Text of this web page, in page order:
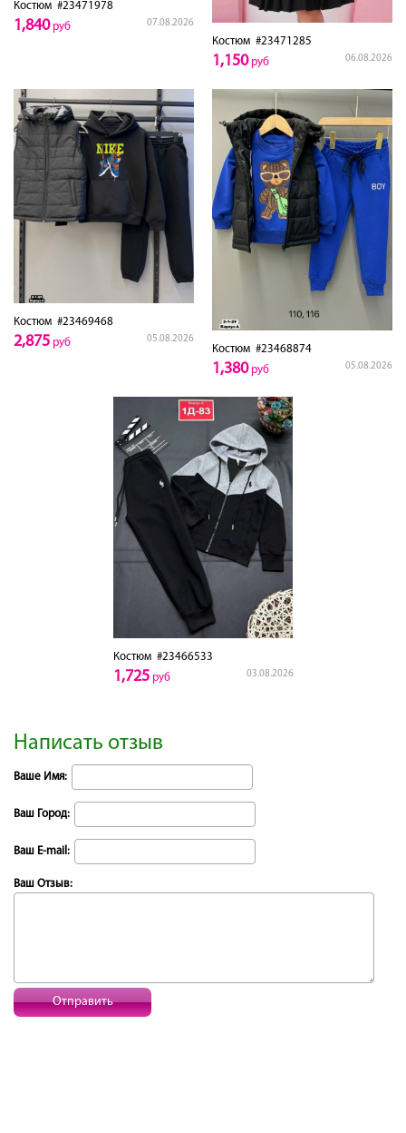
Костюм #23471978
07.08.2026
1,840руб
Костюм #23471285
06.08.2026
1,150руб
Костюм #23469468
05.08.2026
2,875 руб Костюм #23468874
05.08.2026
1,380руб
Костюм#23466533
03.08.2026
1,725руб
Написать отзыв
Ваше Имя:
Ваш Город:
Ваш E-mail:
Ваш Отзыв:
Отправить